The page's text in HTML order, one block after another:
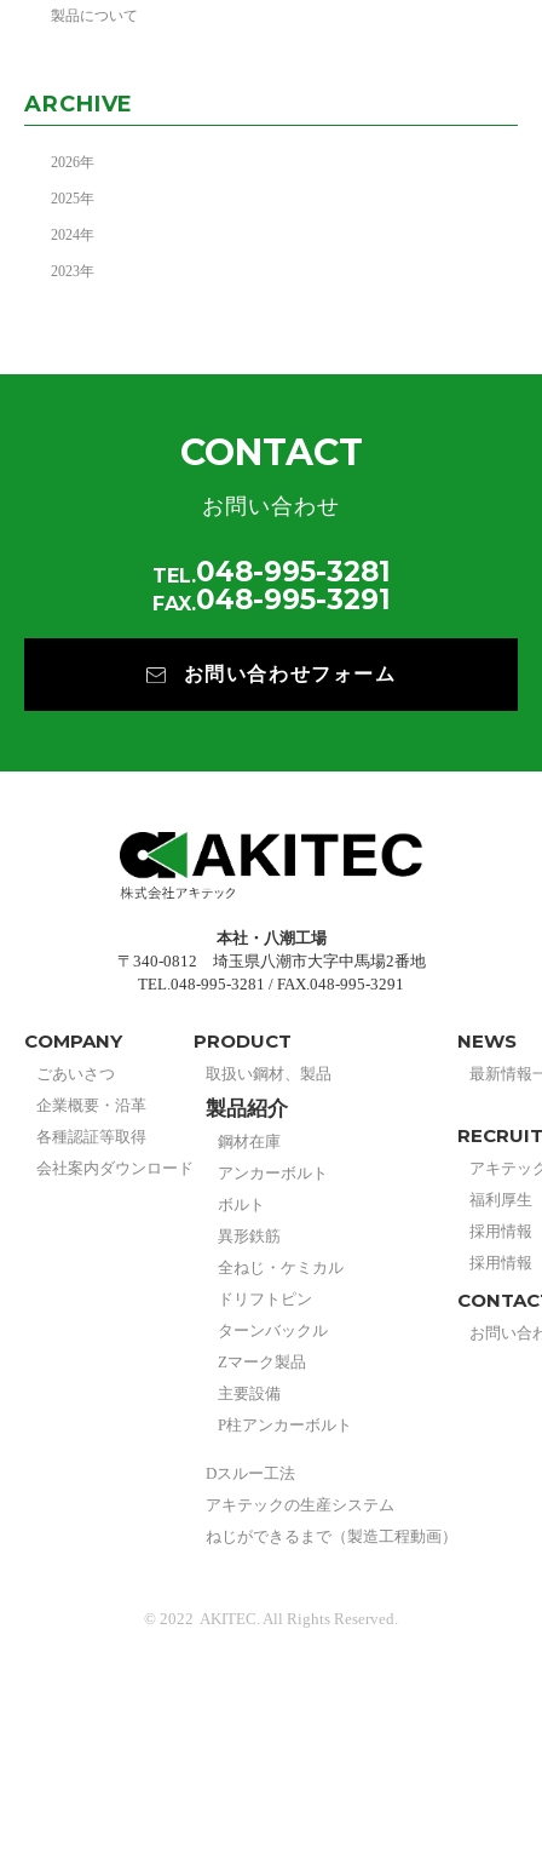
製品について
ARCHIVE
2026年
2025年
2024年
2023年
CONTACT
お問い合わせ
TEL.048-995-3281
FAX.048-995-3291
お問い合わせフォーム
本社・八潮工場
〒340-0812 埼玉県八潮市大字中馬場2番地
TEL.048-995-3281 / FAX.048-995-3291
COMPANY
ごあいさつ
企業概要・沿革
各種認証等取得
会社案内ダウンロード
PRODUCT
取扱い鋼材、製品
製品紹介
鋼材在庫
アンカーボルト
ボルト
異形鉄筋
全ねじ・ケミカル
ドリフトピン
ターンバックル
Zマーク製品
主要設備
P柱アンカーボルト
Dスルー工法
アキテックの生産システム
ねじができるまで（製造工程動画）
NEWS
最新情報
RECRUIT
アキテッ
福利厚生
採用情報
採用情報
お問い合
© 2022 AKITEC. All Rights Reserved.